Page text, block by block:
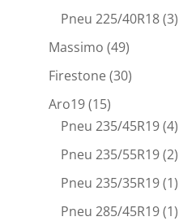
Pneu 225/40R18(3)
Massimo (49)
Firestone(30)
Aro19(15)
Pneu 235/45R19(4)
Pneu 235/55R19(2)
Pneu 235/35R19(1)
Pneu 285/45R19(1)